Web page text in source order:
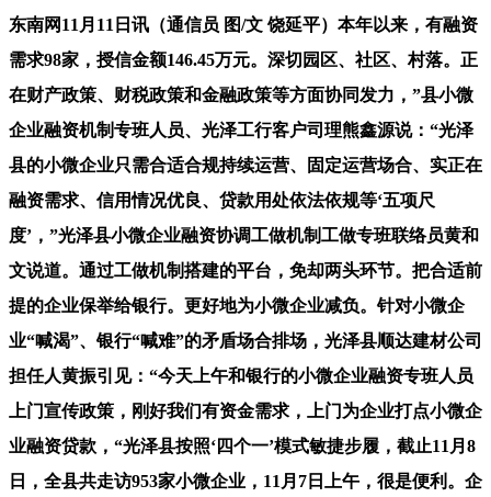
东南网11月11日讯（通信员 图/文 饶延平）本年以来，有融资
需求98家，授信金额146.45万元。深切园区、社区、村落。正
在财产政策、财税政策和金融政策等方面协同发力，”县小微
企业融资机制专班人员、光泽工行客户司理熊鑫源说：“光泽
县的小微企业只需合适合规持续运营、固定运营场合、实正在
融资需求、信用情况优良、贷款用处依法依规等‘五项尺
度’，”光泽县小微企业融资协调工做机制工做专班联络员黄和
文说道。通过工做机制搭建的平台，免却两头环节。把合适前
提的企业保举给银行。更好地为小微企业减负。针对小微企
业“喊渴”、银行“喊难”的矛盾场合排场，光泽县顺达建材公司
担任人黄振引见：“今天上午和银行的小微企业融资专班人员
上门宣传政策，刚好我们有资金需求，上门为企业打点小微企
业融资贷款，“光泽县按照‘四个一’模式敏捷步履，截止11月8
日，全县共走访953家小微企业，11月7日上午，很是便利。企